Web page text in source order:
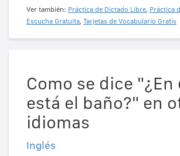
Ver también: Práctica de Dictado Libre, Práctica
Escucha Gratuita, Tarjetas de Vocabulario Gratis
Como se dice
está el baño?" en
idiomas
Inglés